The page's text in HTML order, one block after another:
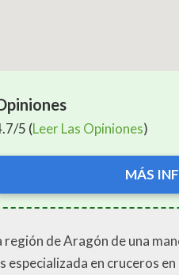
5 (Leer Las Opiniones)
MÁS
región de Aragón de una
especializada en cruceros